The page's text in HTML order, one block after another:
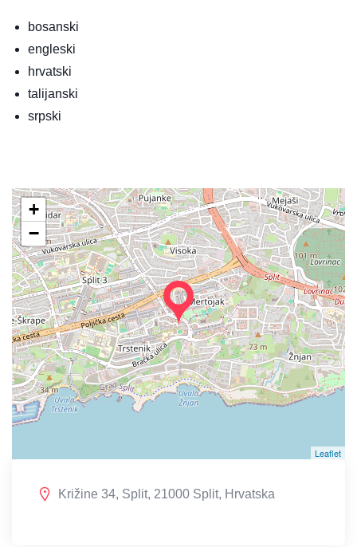
bosanski
engleski
hrvatski
talijanski
srpski
+
−
Leaflet
Križine 34, Split, 21000 Split, Hrvatska